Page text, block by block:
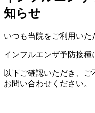
知らせ
いつも当院をご利用いた
インフルエンザ予防接種
以下ご確認いただき、
お問い合わせください。